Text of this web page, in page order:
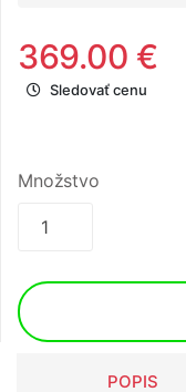
369.00 €
Sledovať cenu
Množstvo
POPIS